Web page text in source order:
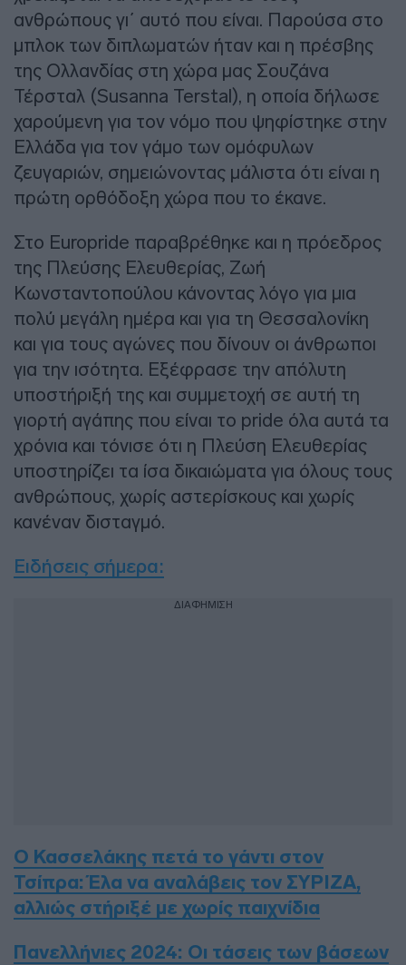
ανθρώπους γι΄ αυτό που είναι. Παρούσα στο
μπλοκ των διπλωματών ήταν και η πρέσβης
της Ολλανδίας στη χώρα μας Σουζάνα
Τέρσταλ (Susanna Terstal), η οποία δήλωσε
χαρούμενη για τον νόμο που ψηφίστηκε στην
Ελλάδα για τον γάμο των ομόφυλων
ζευγαριών, σημειώνοντας μάλιστα ότι είναι η
πρώτη ορθόδοξη χώρα που το έκανε.
Στο Europride παραβρέθηκε και η πρόεδρος
της Πλεύσης Ελευθερίας, Ζωή
Κωνσταντοπούλου κάνοντας λόγο για μια
πολύ μεγάλη ημέρα και για τη Θεσσαλονίκη
και για τους αγώνες που δίνουν οι άνθρωποι
για την ισότητα. Εξέφρασε την απόλυτη
υποστήριξή της και συμμετοχή σε αυτή τη
γιορτή αγάπης που είναι το pride όλα αυτά τα
χρόνια και τόνισε ότι η Πλεύση Ελευθερίας
υποστηρίζει τα ίσα δικαιώματα για όλους τους
ανθρώπους, χωρίς αστερίσκους και χωρίς
κανέναν δισταγμό.
Ειδήσεις σήμερα:
ΔΙΑΦΗΜΙΣΗ
Ο Κασσελάκης πετά το γάντι στον
Τσίπρα: Έλα να αναλάβεις τον ΣΥΡΙΖΑ,
αλλιώς στήριξέ με χωρίς παιχνίδια
Πανελλήνιες 2024: Οι τάσεις των βάσεων